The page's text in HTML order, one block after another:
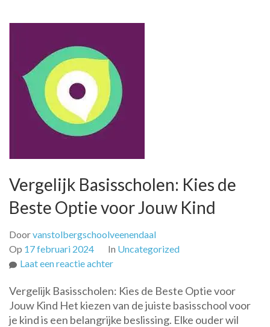
Vergelijk Basisscholen: Kies de
Beste Optie voor Jouw Kind
Doorvanstolbergschoolveenendaal
Op 17 februari 2024 In Uncategorized
Laat een reactie achterop
Basisscholen:
Kies
de
Vergelijk Basisscholen: Kies de Beste Optie voor
Jouw Kind Het kiezen van de juiste basisschool voor
je kind is een belangrijke beslissing. Elke ouder wil